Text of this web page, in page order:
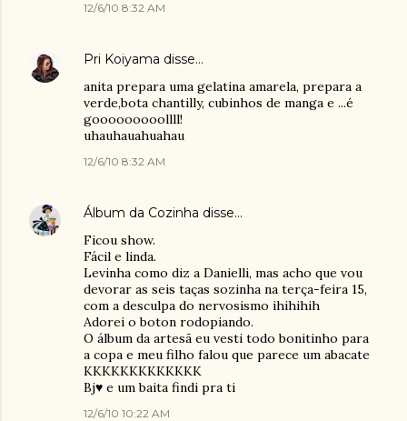
12/6/10 8:32 AM
Pri Koiyama disse…
anita prepara uma gelatina amarela, prepara a
verde,bota chantilly, cubinhos de manga e ...é
gooooooooollll!
uhauhauahuahau
12/6/10 8:32 AM
Álbum da Cozinha disse…
Ficou show.
Fácil e linda.
Levinha como diz a Danielli, mas acho que vou
devorar as seis taças sozinha na terça-feira 15,
com a desculpa do nervosismo ihihihih
Adorei o boton rodopiando.
O álbum da artesã eu vesti todo bonitinho para
a copa e meu filho falou que parece um abacate
KKKKKKKKKKKKK
Bj♥ e um baita findi pra ti
12/6/10 10:22 AM